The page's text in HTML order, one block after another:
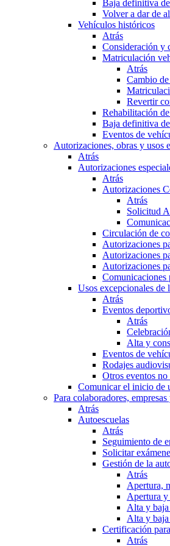
Baja definitiva
Volver a dar de
Vehículos históricos
Atrás
Consideración y
Matriculación
Atrás
Cambio
Revertir
Rehabilitación
Baja definitiva
Eventos de
Autorizaciones, obras y usos
Atrás
Autorizaciones
Atrás
Autorizaciones
Atrás
Solicitud
Circulación de
Autorizaciones
Autorizaciones
Autorizaciones
Usos excepcionales de
Atrás
Eventos
Atrás
Alta y
Eventos de
Rodajes
Otros eventos
Comunicar el inicio de
Para colaboradores,
Atrás
Autoescuelas
Atrás
Seguimiento de
Solicitar
Gestión de la
Atrás
Apertura,
Apertura y
Alta y baja
Alta y baja
Certificación
Atrás